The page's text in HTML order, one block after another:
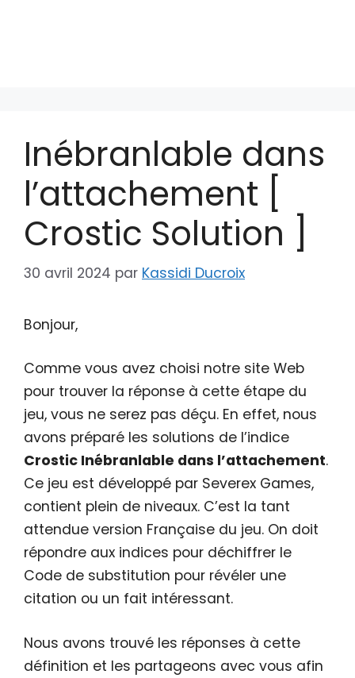
Inébranlable dans
l’attachement [
Crostic Solution ]
30 avril 2024 par Kassidi Ducroix
Bonjour,
Comme vous avez choisi notre site Web
pour trouver la réponse à cette étape du
jeu, vous ne serez pas déçu. En effet, nous
avons préparé les solutions de l’indice
Crostic Inébranlable dans l’attachement.
Ce jeu est développé par Severex Games,
contient plein de niveaux. C’est la tant
attendue version Française du jeu. On doit
répondre aux indices pour déchiffrer le
Code de substitution pour révéler une
citation ou un fait intéressant.
Nous avons trouvé les réponses à cette
définition et les partageons avec vous afin